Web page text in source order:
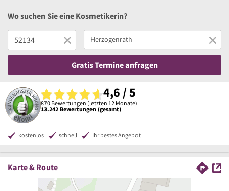
Wo suchen Sie eine Kosmetikerin?
Gratis Termine anfragen
4,6 / 5
870 Bewertungen (letzten 12 Monate)
13.242 Bewertungen (gesamt)
kostenlos schnell Ihr bestes Angebot
Karte & Route